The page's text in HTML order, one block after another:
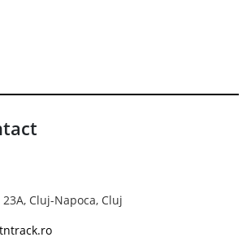
Cluj-Napoca, Cluj